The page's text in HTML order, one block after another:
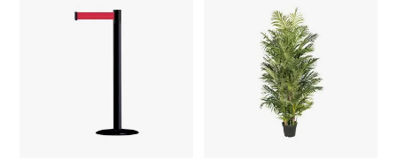
Tensabarrier